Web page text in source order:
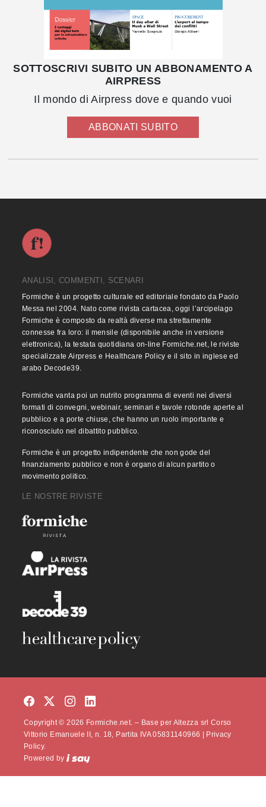
SOTTOSCRIVI SUBITO UN ABBONAMENTO A
AIRPRESS
Il mondo di Airpress dove e quando vuoi
ABBONATI SUBITO
ANALISI, COMMENTI, SCENARI
Formiche è un progetto culturale ed editoriale fondato da Paolo
Messa nel 2004. Nato come rivista cartacea, oggi l’arcipelago
Formiche è composto da realtà diverse ma strettamente
connesse fra loro: il mensile (disponibile anche in versione
elettronica), la testata quotidiana on-line Formiche.net, le riviste
specializzate Airpress e Healthcare Policy e il sito in inglese ed
arabo Decode39.
Formiche vanta poi un nutrito programma di eventi nei diversi
formati di convegni, webinair, seminari e tavole rotonde aperte al
pubblico e a porte chiuse, che hanno un ruolo importante e
riconosciuto nel dibattito pubblico.
Formiche è un progetto indipendente che non gode del
finanziamento pubblico e non è organo di alcun partito o
movimento politico.
LE NOSTRE RIVISTE
Copyright © 2026 Formiche.net. – Base per Altezza srl Corso
Vittorio Emanuele II, n. 18, Partita IVA 05831140966 | Privacy
Policy.
Powered by